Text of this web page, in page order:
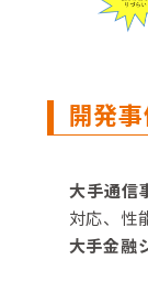
開発
大手通信
対応、性
大手金融